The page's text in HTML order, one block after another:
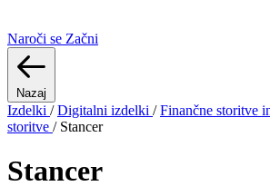
Naroči se Začni
Nazaj
Izdelki / Digitalni izdelki / Finančne storitve
storitve / Stancer
Stancer